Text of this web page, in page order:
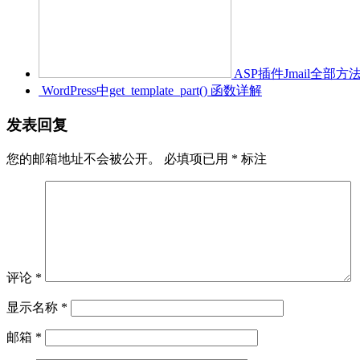
ASP插件Jmail全部方
WordPress中get_template_part() 函数详解
发表回复
您的邮箱地址不会被公开。 必填项已用 * 标注
评论 *
显示名称 *
邮箱 *